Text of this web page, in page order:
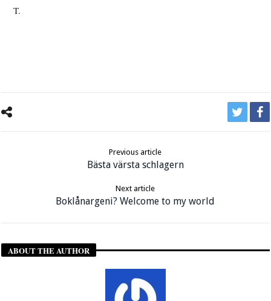
T.
Previous article
Bästa värsta schlagern
Next article
Boklånargeni? Welcome to my world
ABOUT THE AUTHOR